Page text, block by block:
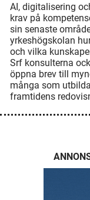
AI, digitalisering
krav på
sin senaste
yrkeshögskolan
och vilka
Srf konsulterna
öppna brev till
många som
framtidens